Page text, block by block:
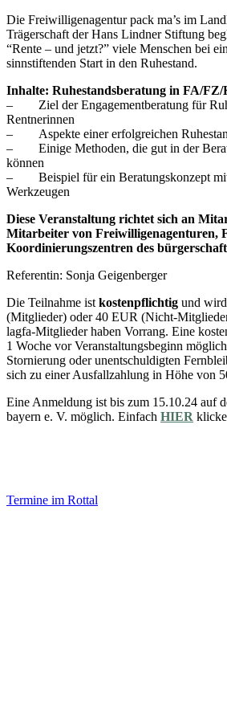
Die Freiwilligenagentur pack ma’s im
Trägerschaft der Hans Lindner Stiftung
“Rente – und jetzt?” viele Menschen bei
sinnstiftenden Start in den Ruhestand.
Inhalte: Ruhestandsberatung in FA/FZ/
– Ziel der Engagementberatung für
Rentnerinnen
– Aspekte einer erfolgreichen
– Einige Methoden, die gut in der
können
– Beispiel für ein Beratungskonzept mit
Werkzeugen
Diese Veranstaltung richtet sich an
Mitarbeiter von Freiwilligenagenturen,
Koordinierungszentren des
Referentin: Sonja Geigenberger
Die Teilnahme ist kostenpflichtig und
(Mitglieder) oder 40 EUR (Nicht-
lagfa-Mitglieder haben Vorrang. Eine
1 Woche vor Veranstaltungsbeginn
Stornierung oder unentschuldigten
sich zu einer Ausfallzahlung in Höhe von
Eine Anmeldung ist bis zum 15.10.24 auf
bayern e. V. möglich. Einfach HIER
Termine im Rottal